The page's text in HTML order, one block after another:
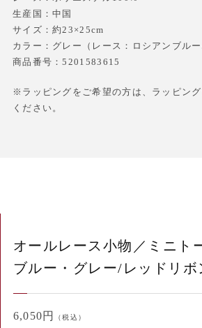
生産国：中国
サイズ：約23×25cm
カラー：グレー（レース：ロシアンブル
商品番号：5201583615
※ラッピングをご希望の方は、ラッピン
ください。
オールレース小物／ミニト
ブルー・グレー/レッドリボ
6,050円 （税込）